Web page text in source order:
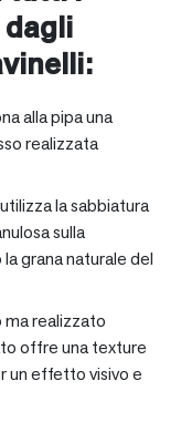
alla pipa una
realizzata
la sabbiatura
sulla
grana naturale del
ma realizzato
offre una texture
un effetto visivo e